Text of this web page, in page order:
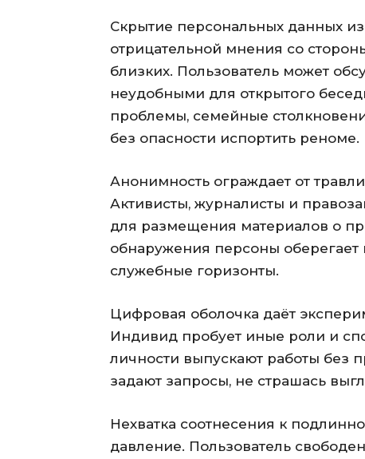
Скрытие персональных данных
отрицательной мнения со
близких. Пользователь может
неудобными для открытого
проблемы, семейные
без опасности испортить реноме.
Анонимность ограждает от
Активисты, журналисты и
для размещения материалов о
обнаружения персоны оберегает
служебные горизонты.
Цифровая оболочка даёт
Индивид пробует иные роли и
личности выпускают работы без
задают запросы, не страшась
Нехватка соотнесения к
давление. Пользователь